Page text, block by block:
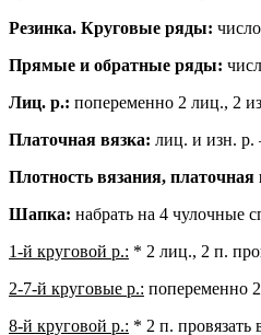
Резинка. Круговые ряды:
Прямые и обратные ряды:
Лиц. р.: попеременно 2 лиц., 2
Платочная вязка: лиц. и изн.
Плотность вязания, платочная
Шапка: набрать на 4 чулочные
1-й круговой р.: * 2 лиц., 2 п.
2-7-й круговые р.: попеременно
8-й круговой р.: * 2 п. провязать